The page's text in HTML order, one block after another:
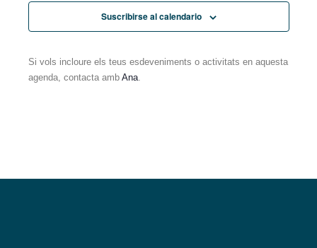
y
de
Suscribirse al calendario
Si vols incloure els teus esdeveniments o activitats en aquesta
agenda, contacta amb Ana.